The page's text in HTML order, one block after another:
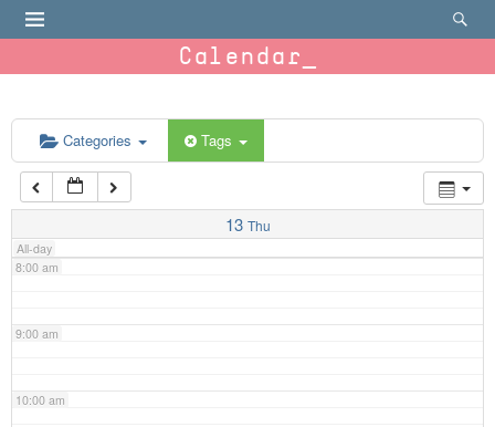
Calendar
Categories Tags
13 Thu
All-day
6:00 am
7:00 am
8:00 am
9:00 am
10:00 am